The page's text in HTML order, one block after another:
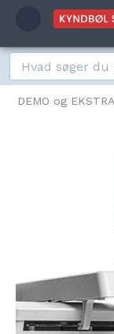
DEMO og